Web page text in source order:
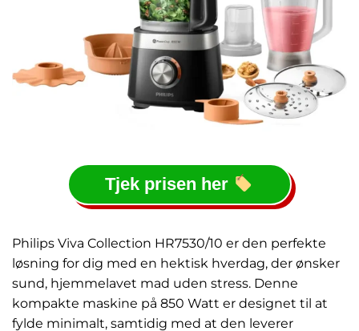
Tjek prisen her
Philips Viva Collection HR7530/10 er den perfekte
løsning for dig med en hektisk hverdag, der ønsker
sund, hjemmelavet mad uden stress. Denne
kompakte maskine på 850 Watt er designet til at
fylde minimalt, samtidig med at den leverer